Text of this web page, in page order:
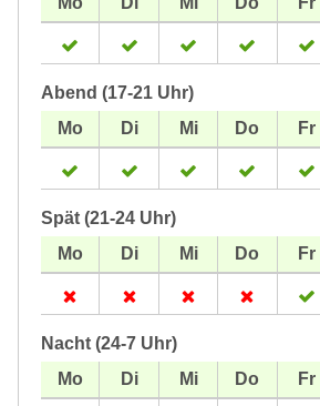
Abend (17-21 Uhr)
Spät (21-24 Uhr)
Nacht (24-7 Uhr)